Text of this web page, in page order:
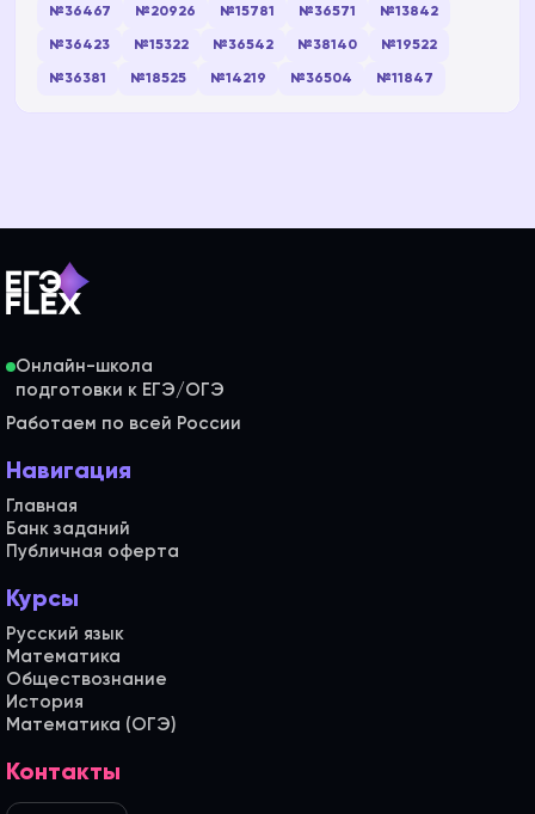
№36467 №20926 №15781 №36571 №13842
№36423 №15322 №36542 №38140 №19522
№36381 №18525 №14219 №36504 №11847
Онлайн-школа
Работаем по всей России
Навигация
Главная
Банк заданий
Публичная оферта
Курсы
Русский язык
Математика
Обществознание
История
Математика (ОГЭ)
Контакты